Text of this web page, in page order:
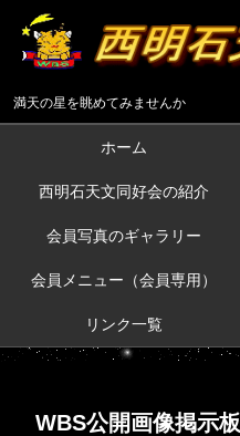
満天の星を眺めてみませんか
ホーム
西明石天文同好会の紹介
会員写真のギャラリー
会員メニュー（会員専用）
リンク一覧
WBS公開画像掲示板